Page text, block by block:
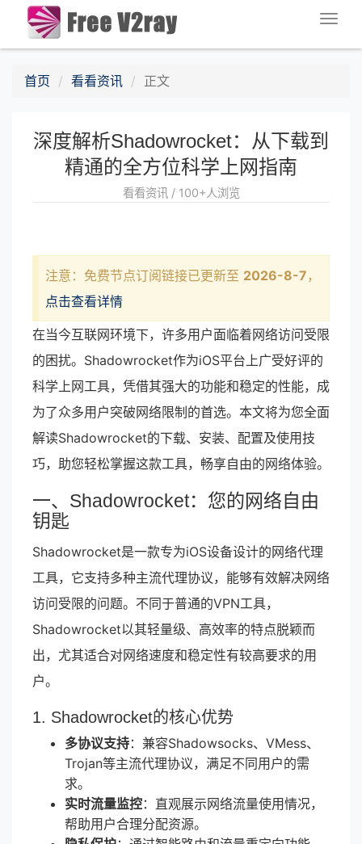
首页 看看资讯 正文
深度解析Shadowrocket：从下载到
精通的全方位科学上网指南
看看资讯 / 100+人浏览
注意：免费节点订阅链接已更新至 2026-8-7 ，
点击查看详情
在当今互联网环境下，许多用户面临着网络访问受限
的困扰。Shadowrocket作为iOS平台上广受好评的
科学上网工具，凭借其强大的功能和稳定的性能，成
为了众多用户突破网络限制的首选。本文将为您全面
解读Shadowrocket的下载、安装、配置及使用技
巧，助您轻松掌握这款工具，畅享自由的网络体验。
一、Shadowrocket：您的网络自由
钥匙
Shadowrocket是一款专为iOS设备设计的网络代理
工具，它支持多种主流代理协议，能够有效解决网络
访问受限的问题。不同于普通的VPN工具，
Shadowrocket以其轻量级、高效率的特点脱颖而
出，尤其适合对网络速度和稳定性有较高要求的用
户。
1. Shadowrocket的核心优势
多协议支持：兼容Shadowsocks、VMess、
Trojan等主流代理协议，满足不同用户的需
求。
实时流量监控：直观展示网络流量使用情况，
帮助用户合理分配资源。